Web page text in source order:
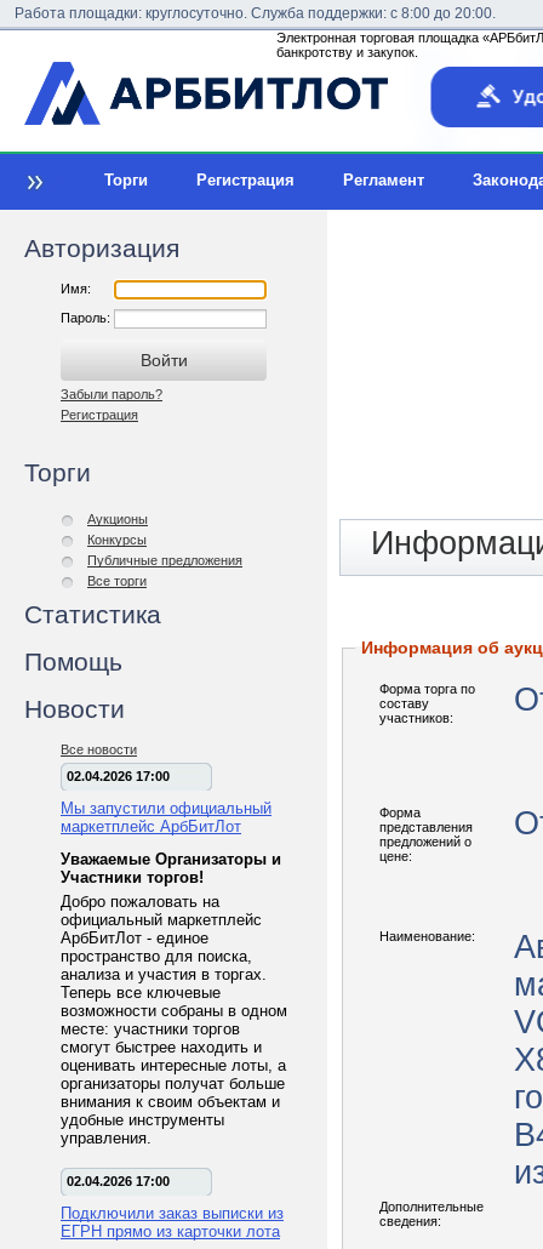
Работа площадки: круглосуточно. Служба поддержки: с 8:00 до 20:00.
Электронная торговая площадка
банкротству и закупок.
Торги Регистрация Регламент
Авторизация
Имя:
Пароль:
Забыли пароль?
Регистрация
Торги
Аукционы
Конкурсы
Публичные предложения
Все торги
Статистика
Помощь
Новости
Все новости
02.04.2026 17:00
Мы запустили официальный
маркетплейс АрбБитЛот
Уважаемые Организаторы и
Участники торгов!
Добро пожаловать на
официальный маркетплейс
АрбБитЛот - единое
пространство для поиска,
анализа и участия в торгах.
Теперь все ключевые
возможности собраны в одном
месте: участники торгов
смогут быстрее находить и
оценивать интересные лоты, а
организаторы получат больше
внимания к своим объектам и
удобные инструменты
управления.
02.04.2026 17:00
Подключили заказ выписки из
ЕГРН прямо из карточки лота
Информация об
Форма торга по
составу
участников:
Форма
представления
предложений о
цене:
Наименование:
Дополнительные
сведения: